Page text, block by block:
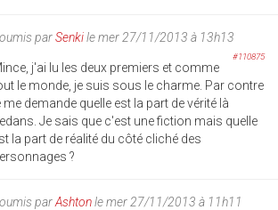
parSenkile mer 27/11/2013 à 13h13
#110875
j'ai lu les deux premiers et comme
le monde, je suis sous le charme. Par contre
me demande quelle est la part de vérité là
Je sais que c'est une fiction mais quelle
la part de réalité du côté cliché des
?
parAshtonle mer 27/11/2013 à 11h11